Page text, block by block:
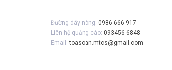
Đường dây nóng: 0986 666 917
Liên hệ quảng cáo: 093456 6848
Email:toasoan.mtcs@gmail.com